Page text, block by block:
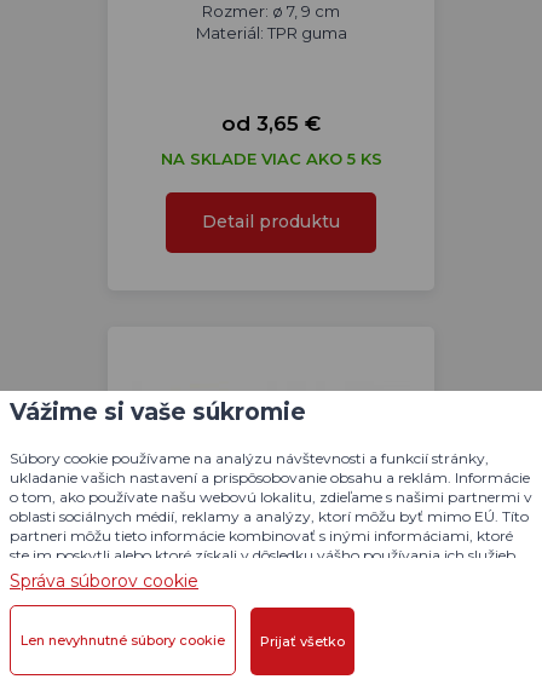
Rozmer: ø 7, 9 cm
Materiál: TPR guma
od 3,65 €
NA SKLADE VIAC AKO 5 KS
Detail produktu
Lopta svietiaca GLOW pískajúca
Vážime si vaše súkromie
Súbory cookie používame na analýzu návštevnosti a funkcií stránky,
ukladanie vašich nastavení a prispôsobovanie obsahu a reklám. Informácie
o tom, ako používate našu webovú lokalitu, zdieľame s našimi partnermi v
oblasti sociálnych médií, reklamy a analýzy, ktorí môžu byť mimo EÚ. Títo
partneri môžu tieto informácie kombinovať s inými informáciami, ktoré
ste im poskytli alebo ktoré získali v dôsledku vášho používania ich služieb.
Podrobné informácie
Správa súborov cookie
Len nevyhnutné súbory cookie Prijať všetko